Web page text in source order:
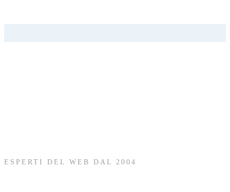
ESPERTI DEL WEB DAL 2004